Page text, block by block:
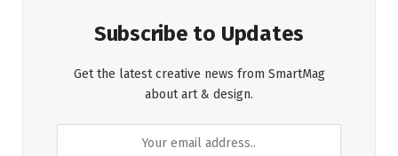
Subscribe to Updates
Get the latest creative news from SmartMag
about art & design.